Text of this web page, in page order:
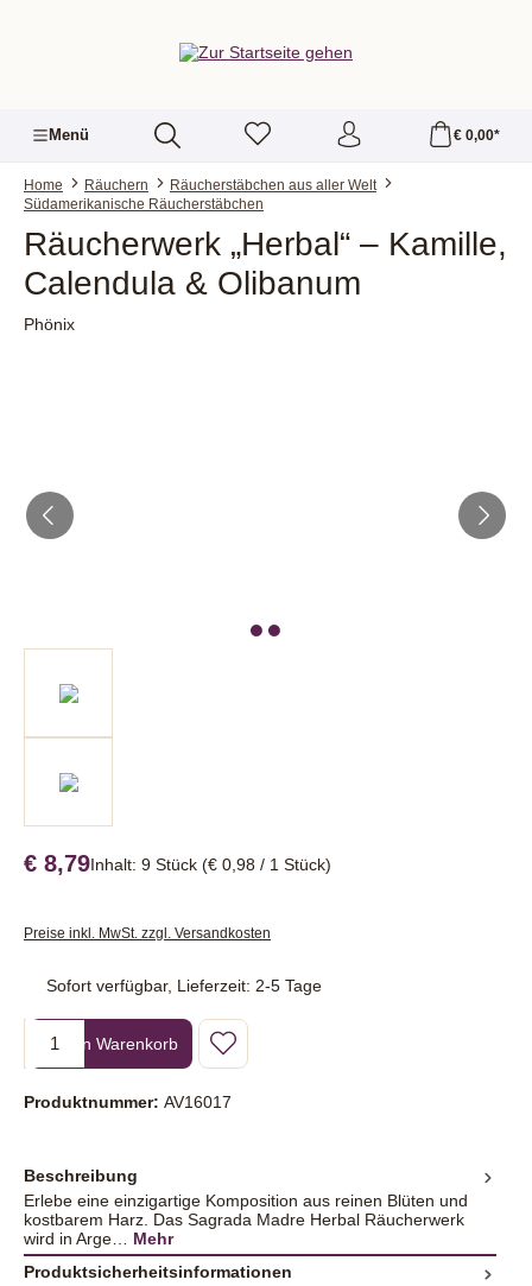
Menü € 0,00*
Home Räuchern
Räucherstäbchen aus aller Welt
Südamerikanische Räucherstäbchen
Räucherwerk „Herbal“ – Kamille,
Calendula & Olibanum
Phönix
€ 8,79Inhalt: 9 Stück (€ 0,98 / 1 Stück)
Preise inkl. MwSt. zzgl. Versandkosten
Sofort verfügbar, Lieferzeit: 2-5 Tage
Produkt Anzahl: Gib den gewünschten Wert ein oder benutze die
In den Warenkorb
Produktnummer: AV16017
Beschreibung
Erlebe eine einzigartige Komposition aus reinen Blüten und
kostbarem Harz. Das Sagrada Madre Herbal Räucherwerk
wird in Arge… Mehr
Produktsicherheitsinformationen